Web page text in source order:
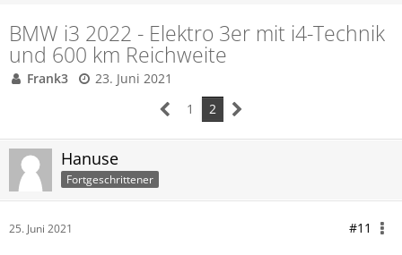
BMW i3 2022 - Elektro 3er mit i4-Technik
und 600 km Reichweite
Frank3
23. Juni 2021
1
2
Hanuse
Fortgeschrittener
25. Juni 2021 #11